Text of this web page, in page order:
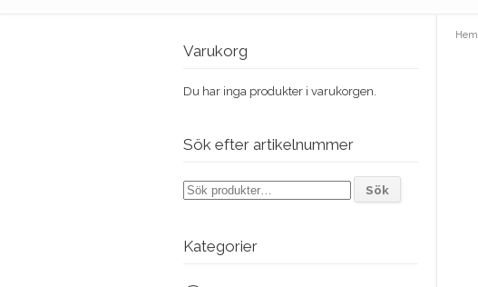
Hem
Varukorg
Du har inga produkter i varukorgen.
Sök efter artikelnummer
Sök
efter:
Sök
Kategorier